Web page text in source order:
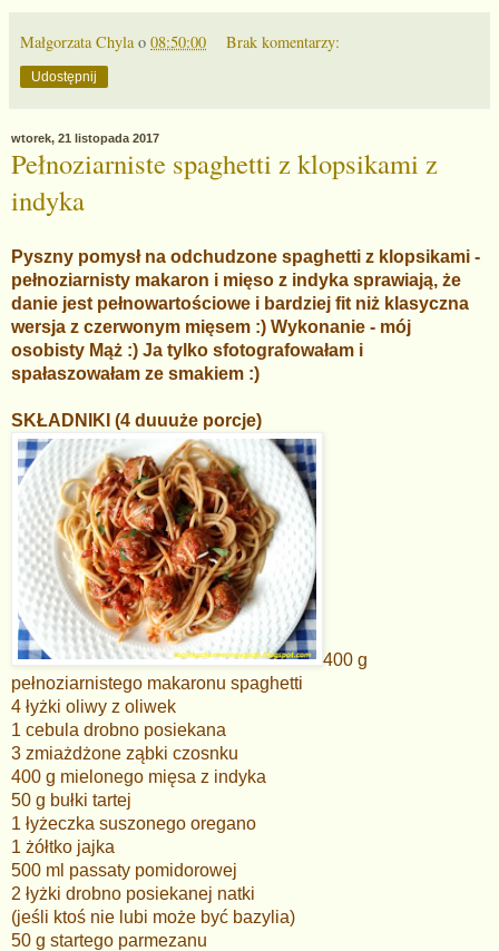
Małgorzata Chyla o 08:50:00 Brak komentarzy:
Udostępnij
wtorek, 21 listopada 2017
Pełnoziarniste spaghetti z klopsikami z
indyka
Pyszny pomysł na odchudzone spaghetti z klopsikami -
pełnoziarnisty makaron i mięso z indyka sprawiają, że
danie jest pełnowartościowe i bardziej fit niż klasyczna
wersja z czerwonym mięsem :) Wykonanie - mój
osobisty Mąż :) Ja tylko sfotografowałam i
spałaszowałam ze smakiem :)
SKŁADNIKI (4 duuuże porcje)
400 g
pełnoziarnistego makaronu spaghetti
4 łyżki oliwy z oliwek
1 cebula drobno posiekana
3 zmiażdżone ząbki czosnku
400 g mielonego mięsa z indyka
50 g bułki tartej
1 łyżeczka suszonego oregano
1 żółtko jajka
500 ml passaty pomidorowej
2 łyżki drobno posiekanej natki
(jeśli ktoś nie lubi może być bazylia)
50 g startego parmezanu